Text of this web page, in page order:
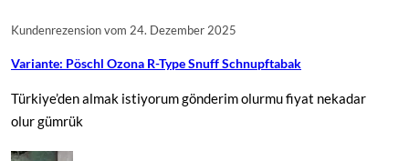
Kundenrezension vom 24. Dezember 2025
Variante: Pöschl Ozona R-Type Snuff Schnupftabak
Türkiye’den almak istiyorum gönderim olurmu fiyat nekadar
olur gümrük